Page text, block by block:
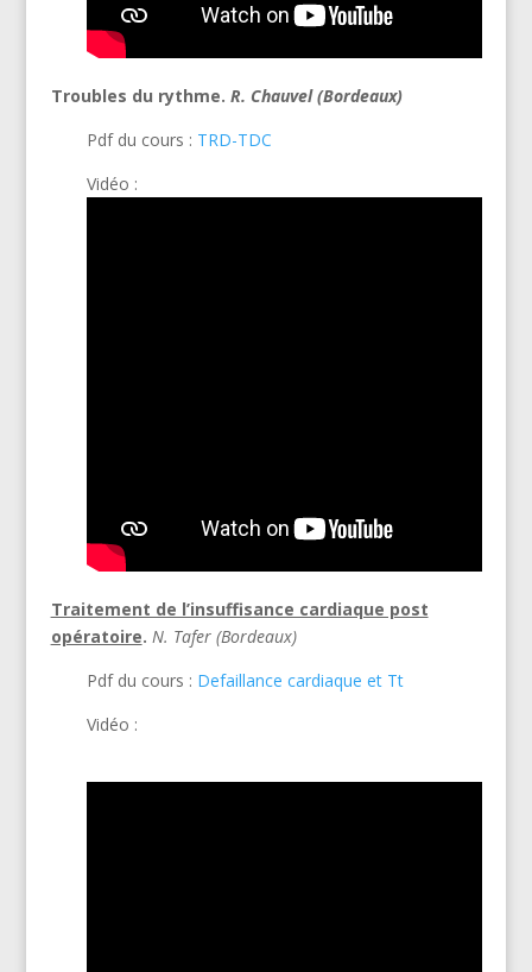
Troubles du rythme. R. Chauvel (Bordeaux)
Pdf du cours : TRD-TDC
Vidéo :
Traitement de l’insuffisance cardiaque post
opératoire. N. Tafer (Bordeaux)
Pdf du cours : Defaillance cardiaque et Tt
Vidéo :